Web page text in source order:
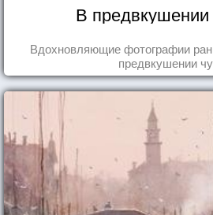
В
Вдохновляющие фотографии
предвкушении